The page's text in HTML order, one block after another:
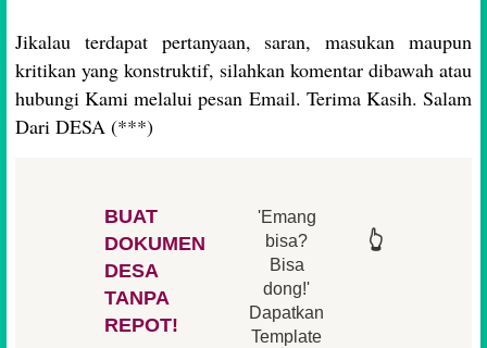
Jikalau terdapat pertanyaan, saran, masukan maupun
kritikan yang konstruktif, silahkan komentar dibawah atau
hubungi Kami melalui pesan Email. Terima Kasih. Salam
Dari DESA (***)
BUAT
DOKUMEN
DESA
TANPA
REPOT!
'Emang
bisa?
Bisa
dong!'
Dapatkan
Template
👆